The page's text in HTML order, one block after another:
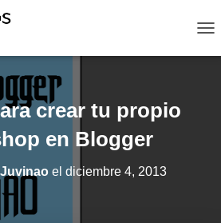
A
crear tu propio
en Blogger
Juvinao el diciembre 4, 2013